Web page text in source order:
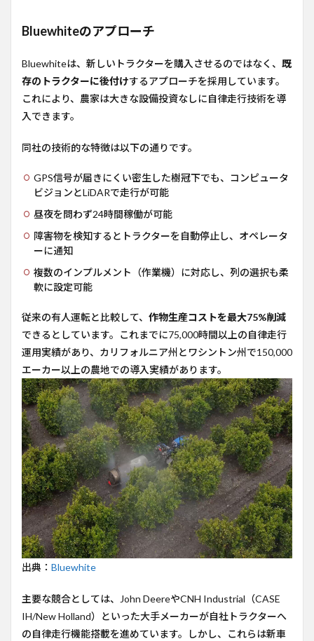
Bluewhiteのアプローチ
Bluewhiteは、新しいトラクターを購入させるのではなく、 既
存のトラクターに後付けするアプローチを採用しています。
これにより、農家は大きな設備投資なしに自律走行技術を導
入できます。
同社の技術的な特徴は以下の通りです。
GPS信号が届きにくい密生した樹冠下でも、コンピュータ
ビジョンとLiDARで走行が可能
昼夜を問わず24時間稼働が可能
障害物を検知するとトラクターを自動停止し、オペレータ
ーに通知
複数のインプルメント（作業機）に対応し、列の選択も柔
軟に設定可能
従来の有人運転と比較して、 作物生産コストを最大75%削減
できるとしています。これまでに75,000時間以上の自律走行
運用実績があり、カリフォルニア州とワシントン州で150,000
エーカー以上の農地での導入実績があります。
出典： Bluewhite
主要な競合としては、John DeereやCNH Industrial（CASE
IH/New Holland）といった大手メーカーが自社トラクターへ
の自律走行機能搭載を進めています。しかし、これらは新車